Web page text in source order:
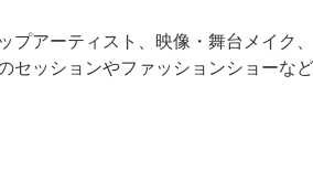
プアーティスト、映像・舞台メイク
セッションやファッションショーな